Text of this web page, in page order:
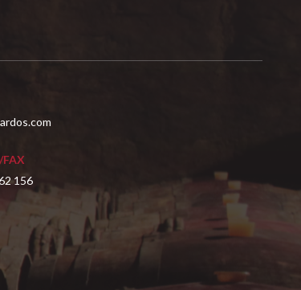
FAX
156